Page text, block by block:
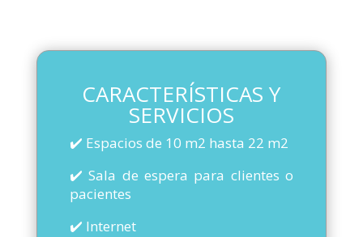
CARACTERÍSTICAS Y
SERVICIOS
✔️ Espacios de 10 m2 hasta 22 m2
✔️ Sala de espera para clientes o
pacientes
✔️ Internet